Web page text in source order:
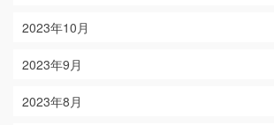
2023年10月
2023年9月
2023年8月